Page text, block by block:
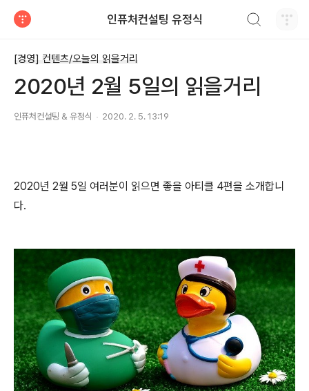
인퓨처컨설팅 유정식
[경영] 컨텐츠/오늘의 읽을거리
2020년 2월 5일의 읽을거리
인퓨처컨설팅 & 유정식 2020. 2. 5. 13:19
2020년 2월 5일 여러분이 읽으면 좋을 아티클 4편을 소개합니
다.